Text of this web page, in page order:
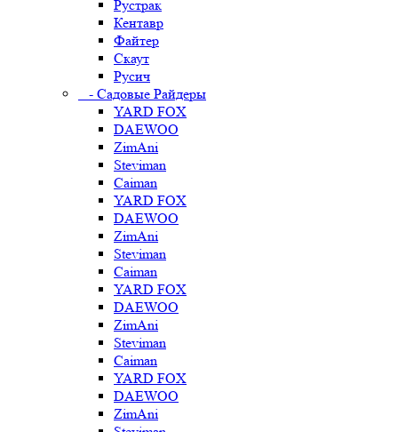
Рустрак
Кентавр
Файтер
Скаут
Русич
- Садовые Райдеры
YARD FOX
DAEWOO
ZimAni
Steviman
Caiman
YARD FOX
DAEWOO
ZimAni
Steviman
Caiman
YARD FOX
DAEWOO
ZimAni
Steviman
Caiman
YARD FOX
DAEWOO
ZimAni